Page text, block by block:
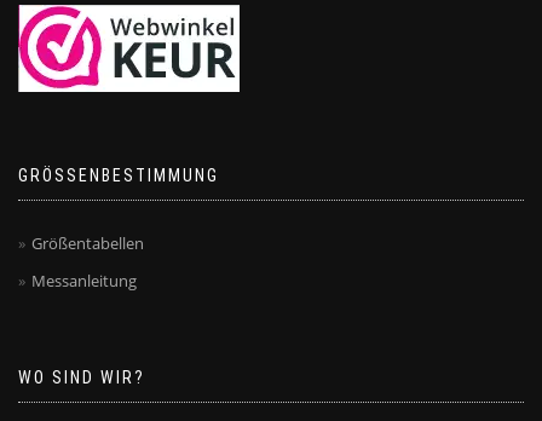
GRÖSSENBESTIMMUNG
Größentabellen
Messanleitung
WO SIND WIR?